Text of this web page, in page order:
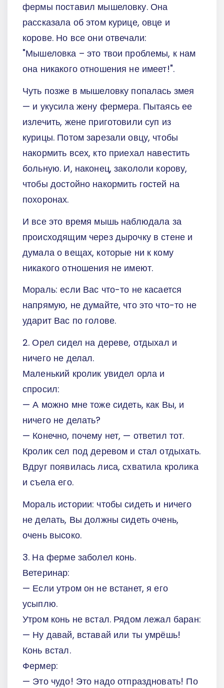
фермы поставил мышеловку. Она
рассказала об этом курице, овце и
корове. Но все они отвечали:
"Мышеловка – это твои проблемы, к нам
она никакого отношения не имеет!".
Чуть позже в мышеловку попалась змея
— и укусила жену фермера. Пытаясь ее
излечить, жене приготовили суп из
курицы. Потом зарезали овцу, чтобы
накормить всех, кто приехал навестить
больную. И, наконец, закололи корову,
чтобы достойно накормить гостей на
похоронах.
И все это время мышь наблюдала за
происходящим через дырочку в стене и
думала о вещах, которые ни к кому
никакого отношения не имеют.
Мораль: если Вас что-то не касается
напрямую, не думайте, что это что-то не
ударит Вас по голове.
2. Орел сидел на дереве, отдыхал и
ничего не делал.
Маленький кролик увидел орла и
спросил:
— А можно мне тоже сидеть, как Вы, и
ничего не делать?
— Конечно, почему нет, — ответил тот.
Кролик сел под деревом и стал отдыхать.
Вдруг появилась лиса, схватила кролика
и съела его.
Мораль истории: чтобы сидеть и ничего
не делать, Вы должны сидеть очень,
очень высоко.
3. На ферме заболел конь.
Ветеринар:
— Если утром он не встанет, я его
усыплю.
Утром конь не встал. Рядом лежал баран:
— Ну давай, вставай или ты умрёшь!
Конь встал.
Фермер:
— Это чудо! Это надо отпраздновать! По